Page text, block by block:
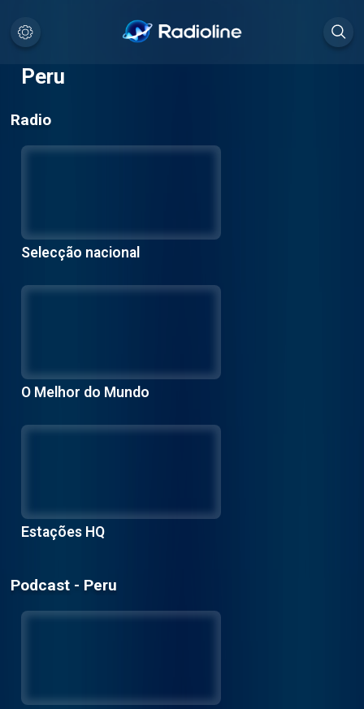
Peru
Radio
Selecção nacional
O Melhor do Mundo
Estações HQ
Podcast - Peru